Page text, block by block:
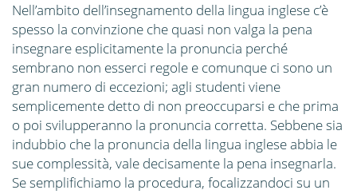
Nell’ambito dell’insegnamento della lingua inglese c’è
spesso la convinzione che quasi non valga la pena
insegnare esplicitamente la pronuncia perché
sembrano non esserci regole e comunque ci sono un
gran numero di eccezioni; agli studenti viene
semplicemente detto di non preoccuparsi e che prima
o poi svilupperanno la pronuncia corretta. Sebbene sia
indubbio che la pronuncia della lingua inglese abbia le
sue complessità, vale decisamente la pena insegnarla.
Se semplifichiamo la procedura, focalizzandoci su un